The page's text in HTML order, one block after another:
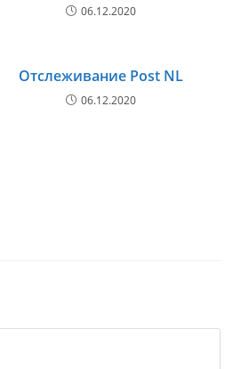
06.12.2020
Отслеживание Post NL
06.12.2020